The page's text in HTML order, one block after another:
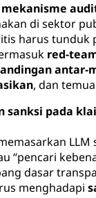
di sektor
harus tunduk
red-
antar-
, dan
sanksi pada
LLM
“pencari
dasar
menghadapi